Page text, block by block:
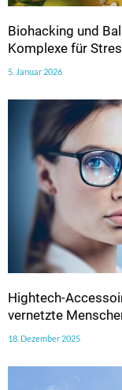
Biohacking und
Komplexe für
5. Januar 2026
Hightech-
vernetzte
18. Dezember 2025